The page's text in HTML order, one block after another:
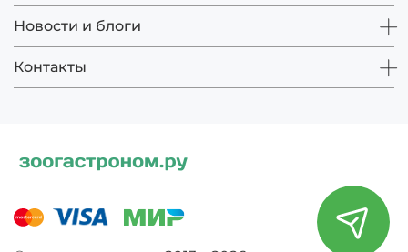
Новости и блоги
Контакты